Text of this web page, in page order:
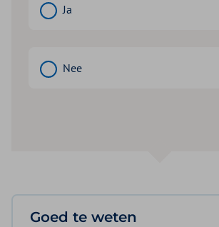
Ja
Nee
Goed te weten